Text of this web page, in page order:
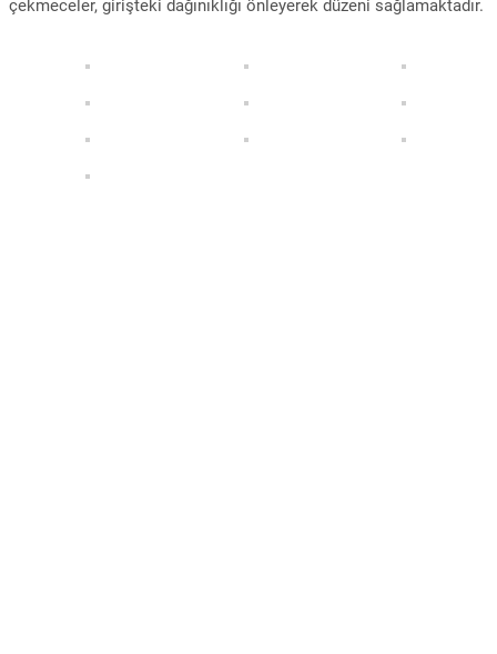
çekmeceler, girişteki dağınıklığı önleyerek düzeni sağlamaktadır.